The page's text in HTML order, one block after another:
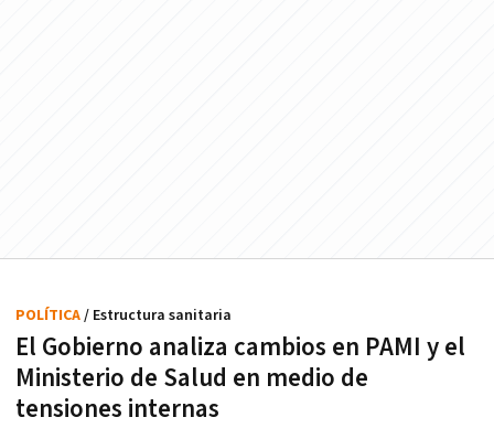
El Gobierno analiza cambios en PAMI y el
Ministerio de Salud en medio de
tensiones internas
POLÍTICA/ Estructura sanitaria